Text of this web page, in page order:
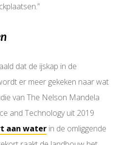
dat de ijskap in de
er meer gekeken naar wat
van The Nelson Mandela
and Technology uit 2019
aan waterin de omliggende